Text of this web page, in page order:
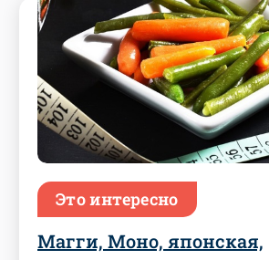
Это интересно
Магги, Моно, японская,